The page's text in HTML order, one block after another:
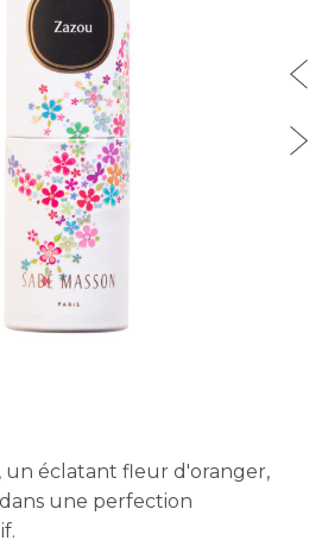
un éclatant fleur d'oranger,
une perfection